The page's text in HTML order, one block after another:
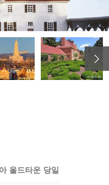
올드타운 당일